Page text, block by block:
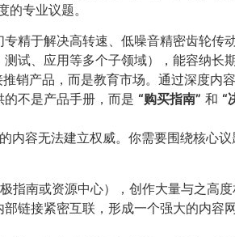
专业议题。
专精于解决高转速、低噪音精密齿轮
试、应用等多个子领域），能容纳长
推销产品，而是教育市场。通过深度内
不是产品手册，而是 ​“购买指南”​ 和 ​“
内容无法建立权威。你需要围绕核心
指南或资源中心），创作大量与之高
链接紧密互联，形成一个强大的内容